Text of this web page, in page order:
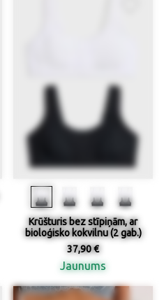
Krūšturis bez stīpiņām, ar
bioloģisko kokvilnu (2 gab.)
37,90 €
Jaunums